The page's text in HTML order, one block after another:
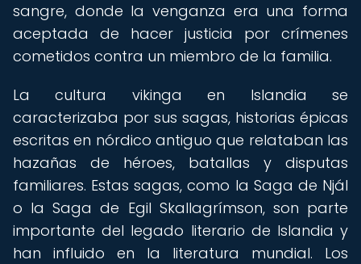
sangre, donde la venganza era una forma
aceptada de hacer justicia por crímenes
cometidos contra un miembro de la familia.
La cultura vikinga en Islandia se
caracterizaba por sus sagas, historias épicas
escritas en nórdico antiguo que relataban las
hazañas de héroes, batallas y disputas
familiares. Estas sagas, como la Saga de Njál
o la Saga de Egil Skallagrímson, son parte
importante del legado literario de Islandia y
han influido en la literatura mundial. Los